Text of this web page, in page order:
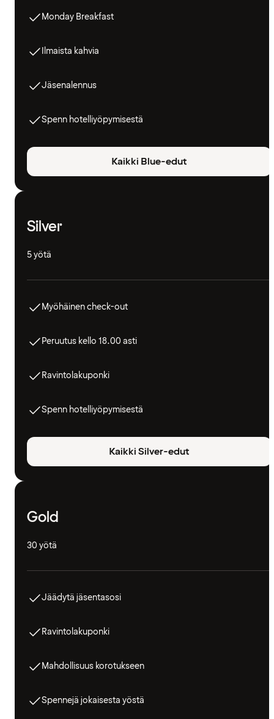
Monday Breakfast
Ilmaista kahvia
Jäsenalennus
Spenn hotelliyöpymisestä
Kaikki Blue-edut
Silver
5 yötä
Myöhäinen check-out
Peruutus kello 18.00 asti
Ravintolakuponki
Spenn hotelliyöpymisestä
Kaikki Silver-edut
Gold
30 yötä
Jäädytä jäsentasosi
Ravintolakuponki
Mahdollisuus korotukseen
Spennejä jokaisesta yöstä